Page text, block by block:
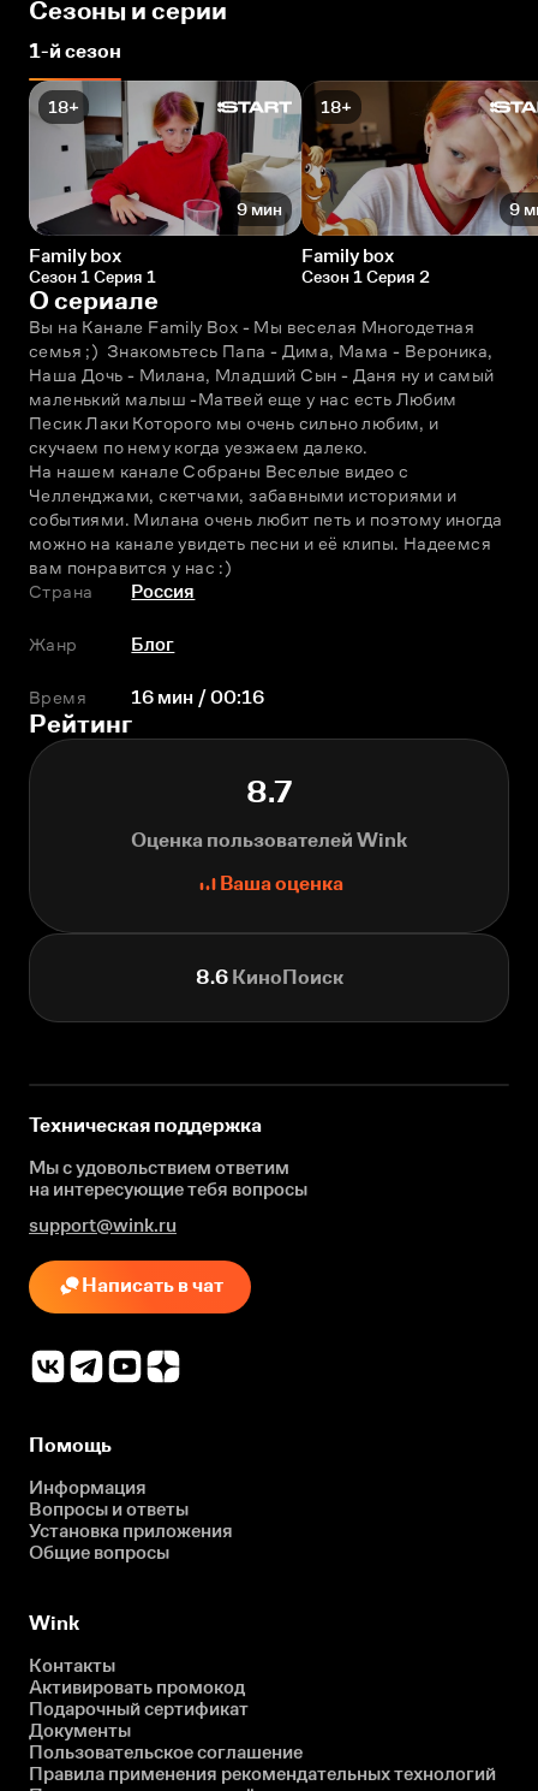
Сезоны и серии
1-й сезон
18+
9 мин
Family box
Сезон 1 Серия 1
18+
9
Family box
Сезон 1 Серия 2
О сериале
Вы на Канале Family Box - Мы веселая Многодетная
семья ;)  Знакомьтесь Папа - Дима, Мама - Вероника,
Наша Дочь - Милана, Младший Сын - Даня ну и самый
маленький малыш -Матвей еще у нас есть Любим
Песик Лаки Которого мы очень сильно любим, и
скучаем по нему когда уезжаем далеко.
На нашем канале Собраны Веселые видео с
Челленджами, скетчами, забавными историями и
событиями. Милана очень любит петь и поэтому иногда
можно на канале увидеть песни и её клипы. Надеемся
вам понравится у нас :)
Страна
Россия
Жанр Блог
Время 16 мин / 00:16
Рейтинг
8.7
Оценка пользователей Wink
Ваша оценка
8.6КиноПоиск
Техническая поддержка
Мы с удовольствием ответим
на интересующиетебя вопросы
support@wink.ru
Написать в чат
Помощь
Информация
Вопросы и ответы
Установка приложения
Общие вопросы
Wink
Контакты
Активировать промокод
Подарочный сертификат
Документы
Пользовательское соглашение
Правила применения рекомендательных технологий